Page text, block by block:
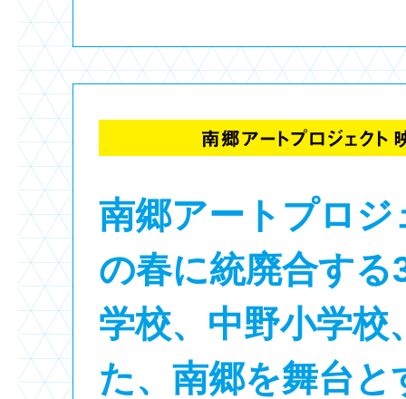
南郷アートプロ
の春に統廃合する
学校、中野小学校
た、南郷を舞台